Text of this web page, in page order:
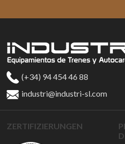
(+34) 94 454 46 88
industri@industri-sl.com
ZERTIFIZIERUNGEN